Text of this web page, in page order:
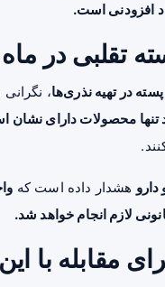
افزودنی است.
تقلبی در
در تهیه نذری‌ها،
محصولات دارای نشان
هشدار داده است که
لازم انجام خواهد شد.
مقابله با